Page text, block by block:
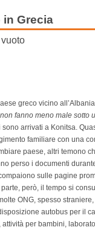
in Grecia
greco vicino
fanno meno male sotto
arrivati a Konitsa.
familiare con una
paese, altri temono
perso i documenti
sulle pagine
però, il tempo si
ONG, spesso
autobus per il
per bambini,